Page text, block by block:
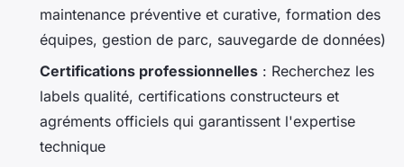
maintenance préventive et curative, formation des
équipes, gestion de parc, sauvegarde de données)
Certifications professionnelles : Recherchez les
labels qualité, certifications constructeurs et
agréments officiels qui garantissent l'expertise
technique